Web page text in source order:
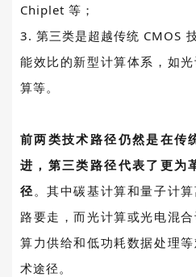
Chiplet 等；
3.第三类是超越传统 CMOS
能效比的新型计算体系，如
算等。
前两类技术路径仍然是在传
进，第三类路径代表了更为
径 。其中碳基计算和量子计
路要走，而光计算或光电混
算力供给和低功耗数据处理
术途径。